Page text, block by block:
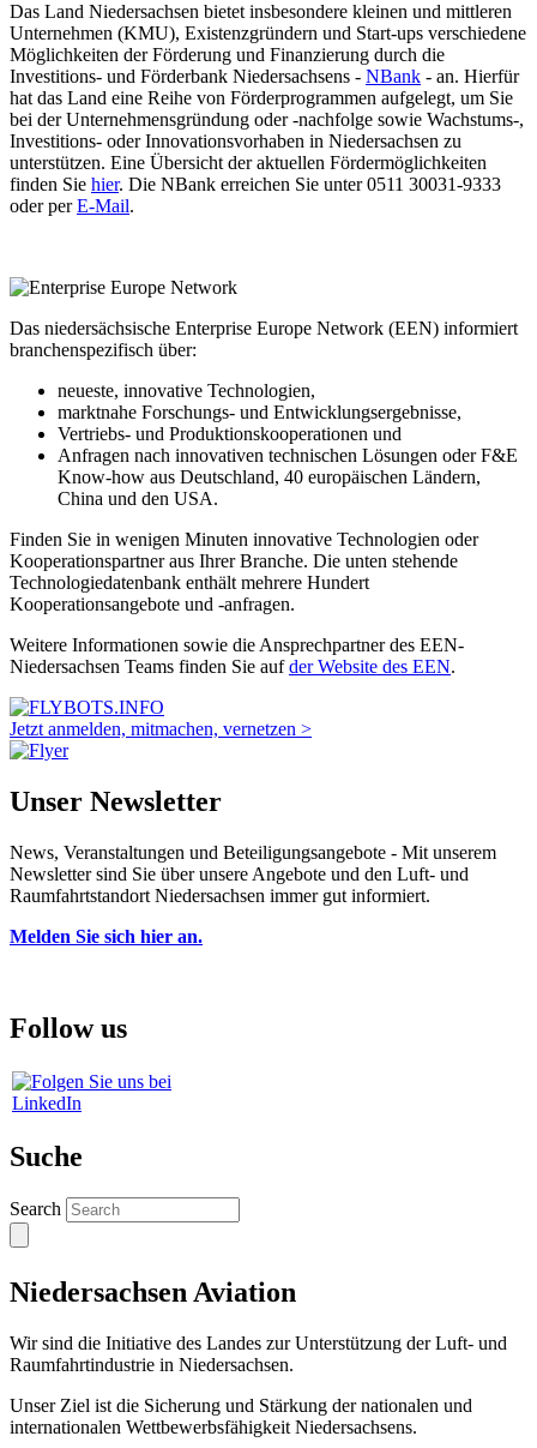
Das Land Niedersachsen bietet insbesondere kleinen und mittleren
Unternehmen (KMU), Existenzgründern und Start-ups verschiedene
Möglichkeiten der Förderung und Finanzierung durch die
Investitions- und Förderbank Niedersachsens - NBank - an. Hierfür
hat das Land eine Reihe von Förderprogrammen aufgelegt, um Sie
bei der Unternehmensgründung oder -nachfolge sowie Wachstums-,
Investitions- oder Innovationsvorhaben in Niedersachsen zu
unterstützen. Eine Übersicht der aktuellen Fördermöglichkeiten
finden Sie hier. Die NBank erreichen Sie unter 0511 30031-9333
oder perE-Mail.
Das niedersächsische Enterprise Europe Network (EEN) informiert
branchenspezifisch über:
neueste, innovative Technologien,
marktnahe Forschungs- und Entwicklungsergebnisse,
Vertriebs- und Produktionskooperationen und
Anfragen nach innovativen technischen Lösungen oder F&E
Know-how aus Deutschland, 40 europäischen Ländern,
China und den USA.
Finden Sie in wenigen Minuten innovative Technologien oder
Kooperationspartner aus Ihrer Branche. Die unten stehende
Technologiedatenbank enthält mehrere Hundert
Kooperationsangebote und -anfragen.
Weitere Informationen sowie die Ansprechpartner des EEN-
Niedersachsen Teams finden Sie aufder Website des EEN.
Jetzt anmelden, mitmachen, vernetzen >
Unser Newsletter
News, Veranstaltungen und Beteiligungsangebote - Mit unserem
Newsletter sind Sie über unsere Angebote und den Luft- und
Raumfahrtstandort Niedersachsen immer gut informiert.
Melden Sie sich hier an.
Follow us
Suche
Search
Niedersachsen Aviation
Wir sind die Initiative des Landes zur Unterstützung der Luft- und
Raumfahrtindustrie in Niedersachsen.
Unser Ziel ist die Sicherung und Stärkung der nationalen und
internationalen Wettbewerbsfähigkeit Niedersachsens.